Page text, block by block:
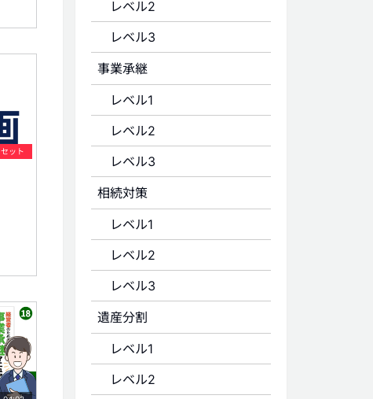
セット
レベル2
レベル3
事業承継
レベル1
レベル2
レベル3
相続対策
レベル1
レベル2
レベル3
遺産分割
レベル1
レベル2